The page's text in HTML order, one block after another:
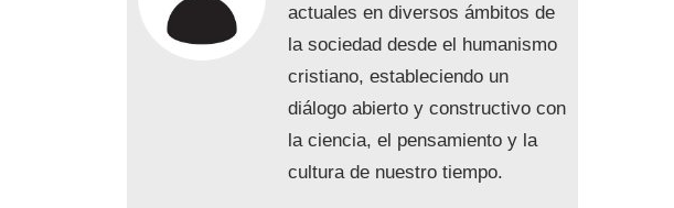
actuales en diversos ámbitos de
la sociedad desde el humanismo
cristiano, estableciendo un
diálogo abierto y constructivo con
la ciencia, el pensamiento y la
cultura de nuestro tiempo.